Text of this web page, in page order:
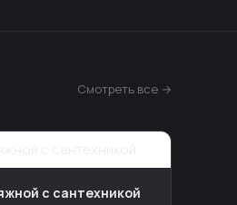
Смотреть все →
с сантехникой